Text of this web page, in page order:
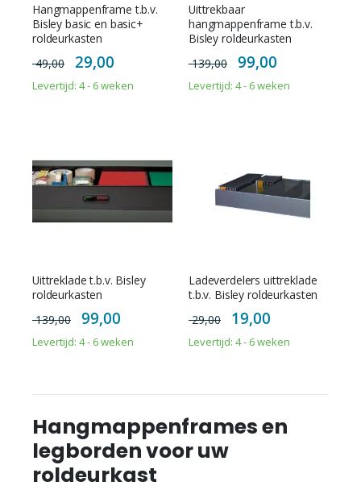
Hangmappenframe t.b.v.
Bisley basic en basic+
roldeurkasten
49,00
Special
Price
29,00
Levertijd: 4 - 6 weken
Uittrekbaar
hangmappenframe t.b.v.
Bisley roldeurkasten
139,00
Special
Price
99,00
Levertijd: 4 - 6 weken
Uittreklade t.b.v. Bisley
roldeurkasten
139,00
Special
Price
99,00
Levertijd: 4 - 6 weken
Ladeverdelers uittreklade
t.b.v. Bisley roldeurkasten
29,00
Special
Price
19,00
Levertijd: 4 - 6 weken
Hangmappenframes en
legborden voor uw
roldeurkast